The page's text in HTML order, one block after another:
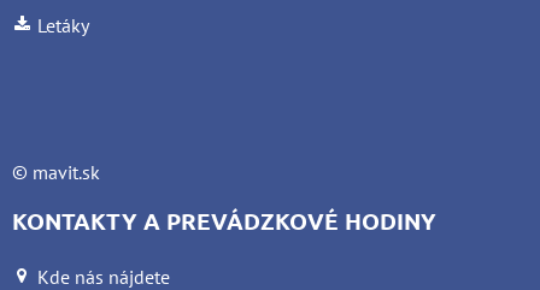
Letáky
© mavit.sk
KONTAKTY A PREVÁDZKOVÉ HODINY
Kde nás nájdete